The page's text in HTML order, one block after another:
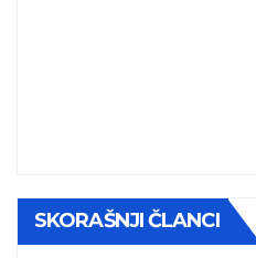
SKORAŠNJI ČLANCI